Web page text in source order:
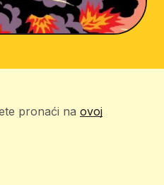
pronaći na ovoj